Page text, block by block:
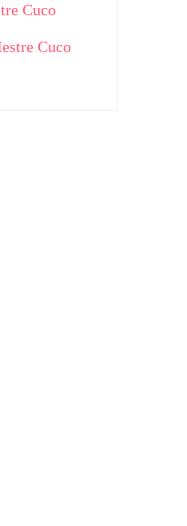
Cuco
Cuco